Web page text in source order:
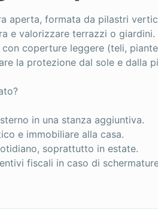
aperta, formata da pilastri
e valorizzare terrazzi o
coperture leggere (teli,
la protezione dal sole e dalla
in una stanza aggiuntiva.
e immobiliare alla casa.
soprattutto in estate.
fiscali in caso di